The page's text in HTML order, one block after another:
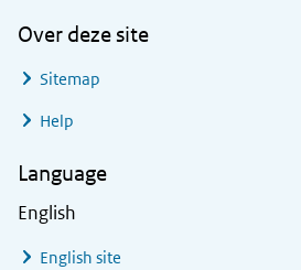
Over deze site
Sitemap
Help
Language
English
English site